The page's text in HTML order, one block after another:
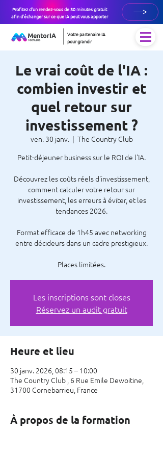
Profitez d'un rendez-vous de 30 minutes gratuit
afin d'échanger sur ce que IA peut vous apporter
Votre partenaire IA
pour grandir
Le vrai coût de l'IA :
combien investir et
quel retour sur
investissement ?
ven. 30 janv.
  |
The Country Club
Petit-déjeuner business sur le ROI de l'IA.
Découvrez les coûts réels d'investissement,
comment calculer votre retour sur
investissement, les erreurs à éviter, et les
tendances 2026.
Format efficace de 1h45 avec networking
entre décideurs dans un cadre prestigieux.
Places limitées.
Les inscriptions sont closes
Réservez un audit gratuit
Heure et lieu
30 janv. 2026, 08:15 – 10:00
The Country Club , 6 Rue Emile Dewoitine,
31700 Cornebarrieu, France
À propos de la formation